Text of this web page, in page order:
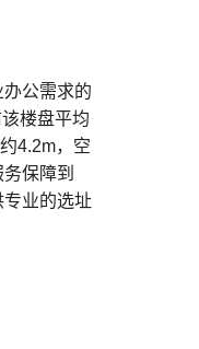
公需求的
楼盘平均
4.2m，空
保障到
业的选址